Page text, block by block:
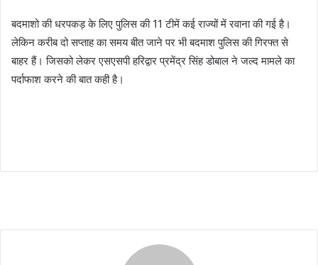
बदमाशो की धरपकड़ के लिए पुलिस की 11 टीमें कई राज्यों में रवाना की गई है।
लेकिन करीब दो सप्ताह का समय बीत जाने पर भी बदमाश पुलिस की गिरफ्त से
बाहर हैं। जिसको लेकर एसएसपी हरिद्वार प्रमेंद्र सिंह डोबाल ने जल्द मामले का
पर्दाफाश करने की बात कही है।